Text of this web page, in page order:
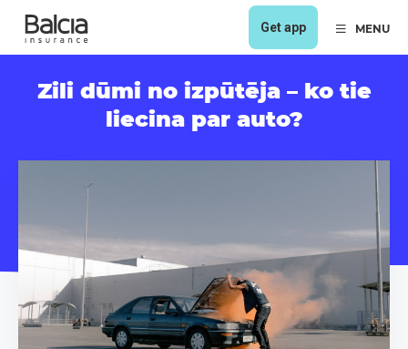
Get app MENU
Zili dūmi no izpūtēja – ko tie
liecina par auto?